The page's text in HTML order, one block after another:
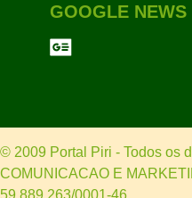
GOOGLE NEWS
© 2009 Portal Piri - Todos os
COMUNICACAO E
59.889.263/0001-46